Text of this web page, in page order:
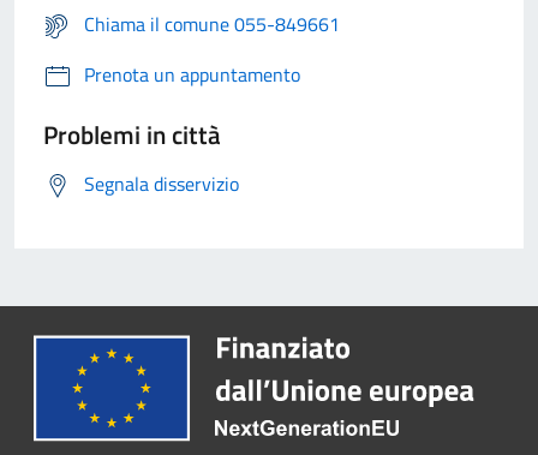
Chiama il comune 055-849661
Prenota un appuntamento
Problemi in città
Segnala disservizio